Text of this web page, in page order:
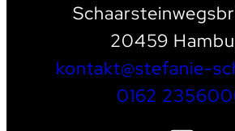
20459
kontakt@stefanie-
0162